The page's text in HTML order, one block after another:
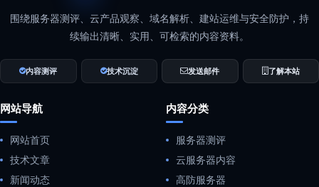
围绕服务器测评、云产品观察、域名解析、建站运维与安全防护，持
续输出清晰、实用、可检索的内容资料。
内容测评 技术沉淀 发送邮件 了解本站
网站导航
网站首页
技术文章
新闻动态
内容分类
服务器测评
云服务器内容
高防服务器